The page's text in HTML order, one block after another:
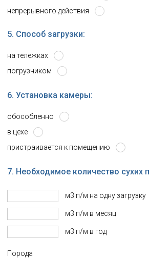
непрерывного действия
5. Способ загрузки:
на тележках
погрузчиком
6. Установка камеры:
обособленно
в цехе
пристраивается к помещению
7. Необходимое количество сухих
м3 п/м на одну загрузку
м3 п/м в месяц
м3 п/м в год
Порода